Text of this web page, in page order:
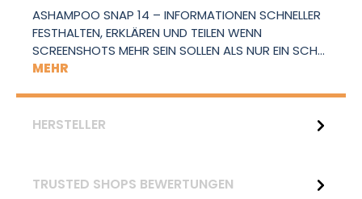
ASHAMPOO SNAP 14 – INFORMATIONEN SCHNELLER
FESTHALTEN, ERKLÄREN UND TEILEN WENN
SCREENSHOTS MEHR SEIN SOLLEN ALS NUR EIN SCH…
MEHR
HERSTELLER
TRUSTED SHOPS BEWERTUNGEN